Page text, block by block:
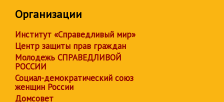
Организации
Институт «Справедливый мир»
Центр защиты прав граждан
Молодежь СПРАВЕДЛИВОЙ
РОССИИ
Социал-демократический союз
женщин России
Домсовет